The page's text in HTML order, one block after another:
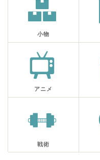
小物
アニメ
戦術